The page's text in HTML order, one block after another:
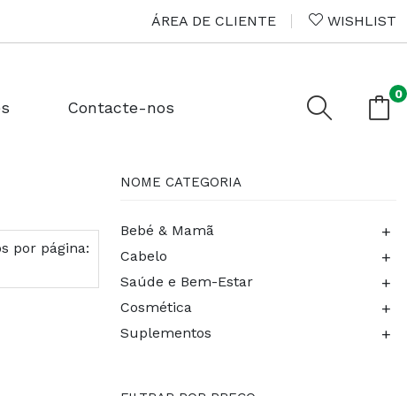
ÁREA DE CLIENTE WISHLIST
Contacte-nos
0
por página:
NOME CATEGORIA
Bebé & Mamã +
Cabelo +
Saúde e Bem-Estar +
Cosmética +
Suplementos +